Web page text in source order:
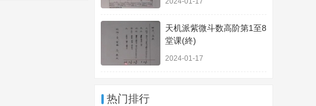
天机派紫微斗数高阶第1至8
堂课(終)
2024-01-17
热门排行